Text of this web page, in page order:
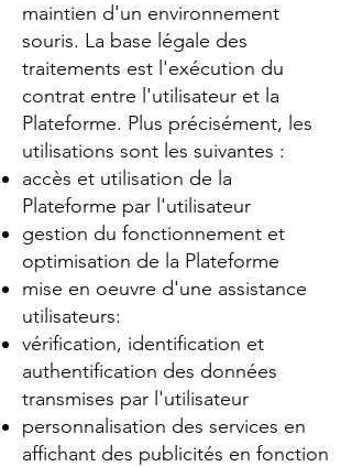
maintien d'un environnement
souris. La base légale des
traitements est l'exécution du
contrat entre l'utilisateur et la
Plateforme. Plus précisément, les
utilisations sont les suivantes :
accès et utilisation de la
Plateforme par l'utilisateur
gestion du fonctionnement et
optimisation de la Plateforme
mise en oeuvre d'une assistance
utilisateurs:
vérification, identification et
authentification des données
transmises par l'utilisateur
personnalisation des services en
affichant des publicités en fonction